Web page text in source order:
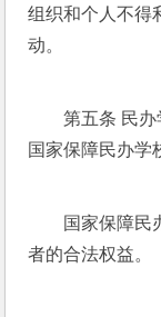
组织和个人不得
动。
第五条 民
国家保障民办学
国家保障民
者的合法权益。